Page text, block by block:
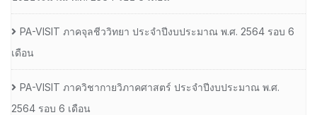
PA-VISIT ภาคจุลชีววิทยา ประจำปีงบประมาณ พ.ศ. 2564 รอบ 6
เดือน
PA-VISIT ภาควิชากายวิภาคศาสตร์ ประจำปีงบประมาณ พ.ศ.
2564 รอบ 6 เดือน